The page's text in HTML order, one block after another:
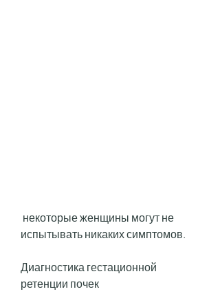
испытывать никаких симптомов.
Диагностика гестационной
ретенции почек